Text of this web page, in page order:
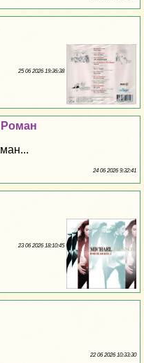
25 06 2026 19:36:38
24 06 2026 9:32:41
23 06 2026 18:10:45
22 06 2026 10:33:30